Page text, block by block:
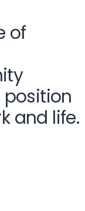
of
and life.